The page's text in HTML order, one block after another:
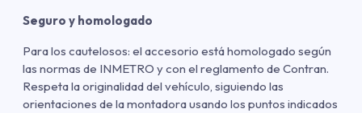
Seguro y homologado
Para los cautelosos: el accesorio está homologado según
las normas de INMETRO y con el reglamento de Contran.
Respeta la originalidad del vehículo, siguiendo las
orientaciones de la montadora usando los puntos indicados